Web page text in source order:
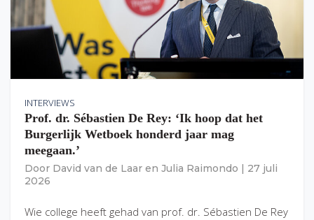
INTERVIEWS
Prof. dr. Sébastien De Rey: ‘Ik hoop dat het
Burgerlijk Wetboek honderd jaar mag
meegaan.’
Door David van de Laar en Julia Raimondo
27 juli
2026
Wie college heeft gehad van prof. dr. Sébastien De Rey